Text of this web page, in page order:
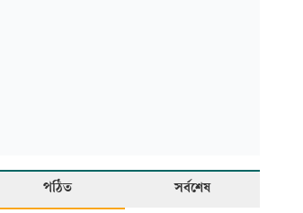
পঠিত সর্বশেষ